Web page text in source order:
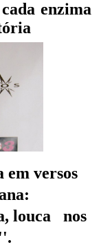
enzima
em versos
louca nos